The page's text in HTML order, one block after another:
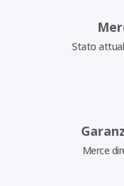
Stato
Merce